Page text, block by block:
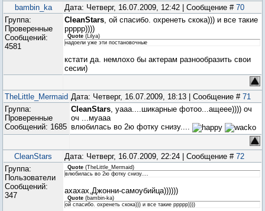
bambin_ka Дата: Четверг, 16.07.2009, 12:42 | Сообщение # 70
Группа:
Проверенные
Сообщений:
4581
CleanStars, ой спасибо. охренеть скока))) и все такие
ррррр))))
Quote (Lilya)
надоели уже эти постановочные
кстати да. немлохо бы актерам разнообразить свои
сесии)
TheLittle_Mermaid Дата: Четверг, 16.07.2009, 18:13 | Сообщение # 71
Группа:
Проверенные
Сообщений: 1685
CleanStars, уааа....шикарные фотоо...ащеее)))) оч
оч ...муааа
влюбилась во 2ю фотку снизу....
CleanStars Дата: Четверг, 16.07.2009, 22:24 | Сообщение # 72
Группа:
Пользователи
Сообщений:
347
Quote (TheLittle_Mermaid)
влюбилась во 2ю фотку снизу....
ахахах,Джонни-самоубийца))))))
Quote (bambin-ka)
ой спасибо. охренеть скока))) и все такие ррррр))))